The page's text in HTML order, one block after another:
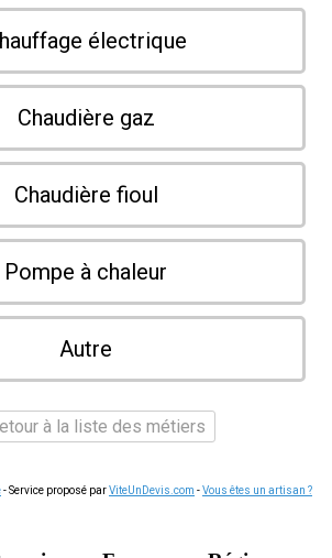
électrique
Chaudière gaz
Chaudière fioul
Pompe à chaleur
Autre
à la liste des métiers
- Service proposé parViteUnDevis.com -Vous êtes un artisan ?